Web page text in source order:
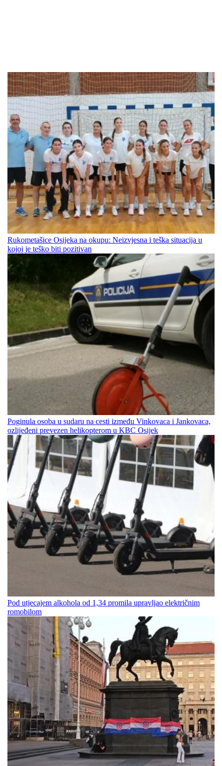
Rukometašice Osijeka na okupu: Neizvjesna i teška situacija u
kojoj je teško biti pozitivan
Poginula osoba u sudaru na cesti između Vinkovaca i Jankovaca,
ozlijeđeni prevezen helikopterom u KBC Osijek
Pod utjecajem alkohola od 1,34 promila upravljao električnim
romobilom